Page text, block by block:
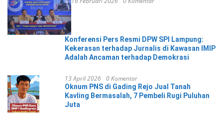
Konferensi Pers Resmi DPW SPI Lampung:
Kekerasan terhadap Jurnalis di Kawasan IMIP
Adalah Ancaman terhadap Demokrasi
13 April 2026 0 Komentar
Oknum PNS di Gading Rejo Jual Tanah
Kavling Bermasalah, 7 Pembeli Rugi Puluhan
Juta